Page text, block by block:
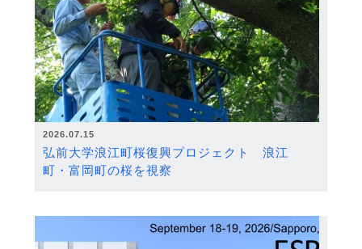
2026.07.15
弘前大学浪江町桜復興プロジェクト 浪江
町・富岡町の桜を視察